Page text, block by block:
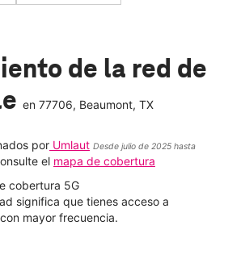
de la red de
en 77706, Beaumont, TX
por Umlaut Desde julio de 2025 hasta
el mapa de cobertura
cobertura 5G
significa que tienes acceso a
mayor frecuencia.